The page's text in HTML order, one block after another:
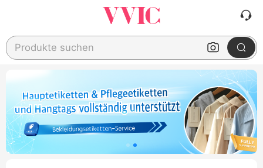
Produkte suchen